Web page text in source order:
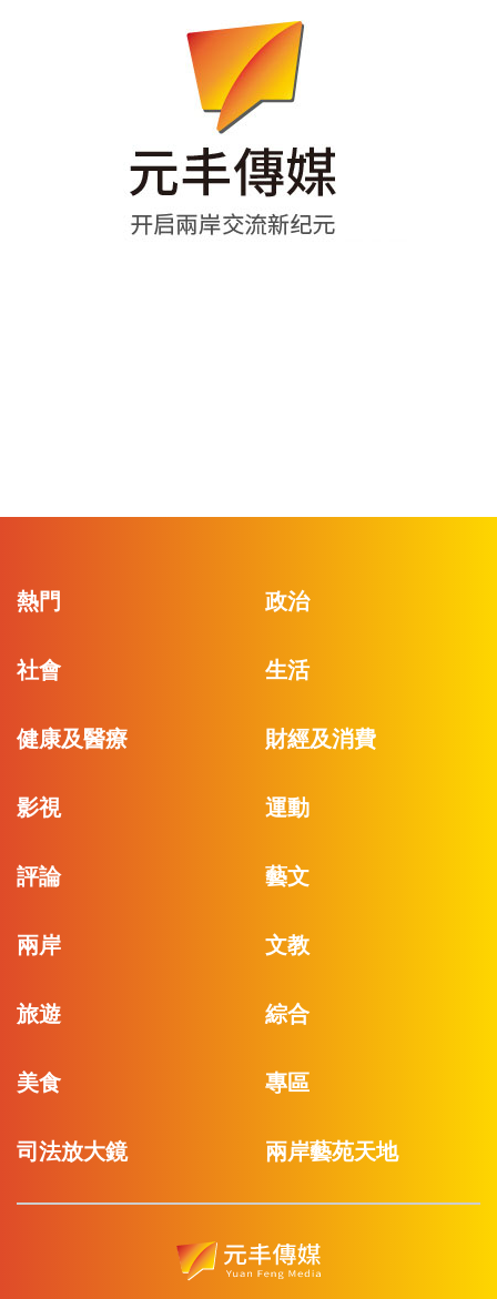
熱門 政治
社會 生活
健康及醫療 財經及消費
影視 運動
評論 藝文
兩岸 文教
旅遊 綜合
美食 專區
司法放大鏡 兩岸藝苑天地